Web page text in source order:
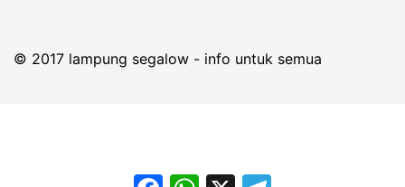
© 2017 lampung segalow - info untuk semua
FacebookWhatsApp
X